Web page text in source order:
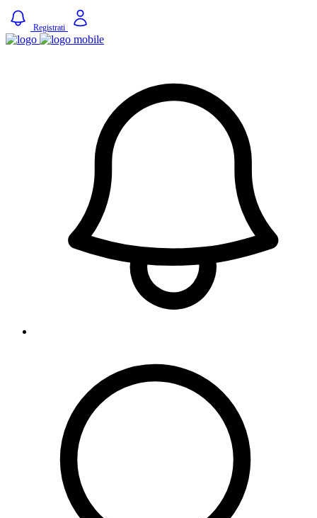
Registrati